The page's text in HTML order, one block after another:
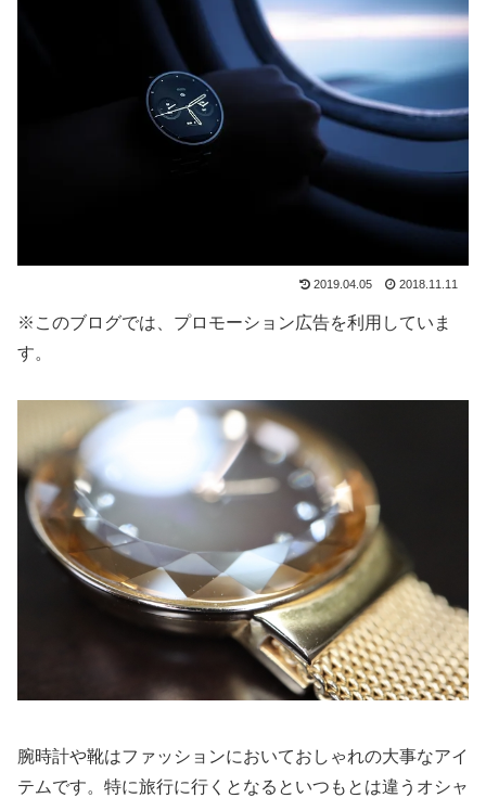
2019.04.05 2018.11.11
※このブログでは、プロモーション広告を利用していま
す。
腕時計や靴はファッションにおいておしゃれの大事なアイ
テムです。特に旅行に行くとなるといつもとは違うオシャ